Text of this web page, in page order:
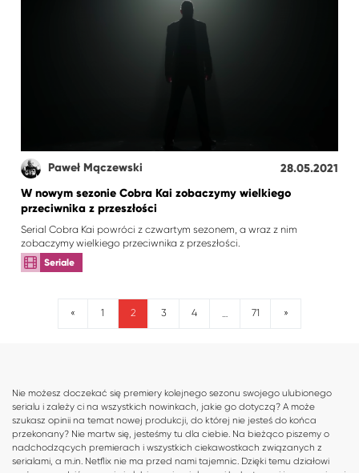
Paweł Mączewski
28.05.2021
W nowym sezonie Cobra Kai zobaczymy wielkiego
przeciwnika z przeszłości
Serial Cobra Kai powróci z czwartym sezonem, a wraz z nim
zobaczymy wielkiego przeciwnika z przeszłości.
Seriale
« 1 2 3 4 … 71 »
Nie możesz doczekać się premiery kolejnego sezonu swojego ulubionego
serialu i zależy ci na wszystkich nowinkach, jakie go dotyczą? A może
szukasz opinii na temat nowej produkcji, do której nie jesteś do końca
przekonany? Nie martw się, jesteśmy tu dla ciebie. Na bieżąco piszemy o
nadchodzących premierach i wszystkich ciekawostkach związanych z
serialami, a m.in. Netflix nie ma przed nami tajemnic. Dzięki temu działowi